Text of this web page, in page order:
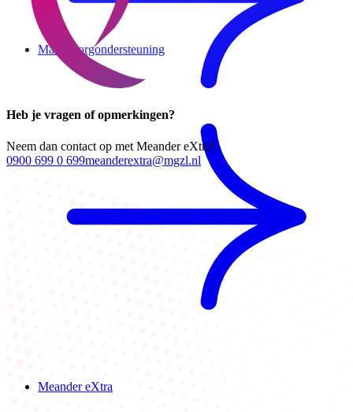
Mantelzorgondersteuning
Meander eXtra
Heb je vragen of opmerkingen?
Neem dan contact op met Meander eXtra!
0900 699 0 699meanderextra@mgzl.nl